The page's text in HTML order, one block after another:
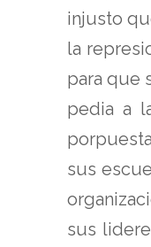
injusto
la
para que
pedia a
sus
sus